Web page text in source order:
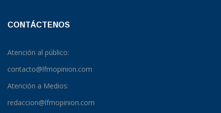
CONTÁCTENOS
Atención al público:
contacto@lfmopinion.com
Atención a Medios:
redaccion@lfmopinion.com